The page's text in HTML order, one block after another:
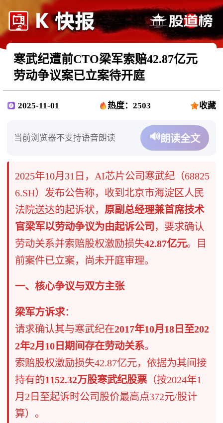
寒武纪遭前CTO梁军索赔42.87亿元
劳动争议案已立案待开庭
2025-11-01 热度：2503 收藏
当前浏览器不支持语音朗读 🔊朗读全文
​2025年10月31日，AI芯片公司寒武纪（68825
6.SH）发布公告称，收到北京市海淀区人民
法院送达的起诉状，​ 原副总经理兼首席技术
官梁军以劳动争议为由起诉公司 ，要求确认
劳动关系并索赔股权激励损失42.87亿元。目
前案件已立案，尚未开庭审理。
一、核心争议与双方主张
梁军方诉求​：
请求确认其与寒武纪在2017年10月18日至202
2年2月10日期间存在劳动关系。
索赔股权激励损失42.87亿元，依据为其间接
持有的1152.32万股寒武纪股票 ​（按2024年1
月2日至起诉时公司股价最高点372元/股计
算）。